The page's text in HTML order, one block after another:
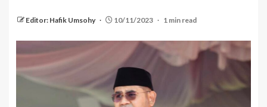
Editor: Hafik Umsohy 10/11/2023 1 min read